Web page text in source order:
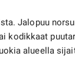
Jalopuu
kodikkaat
alueella